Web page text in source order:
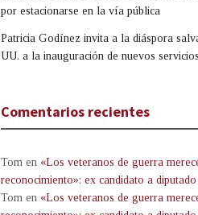
por estacionarse en la vía pública
Patricia Godínez invita a la diáspora
UU. a la inauguración de nuevos
Comentarios recientes
Tom en «Los veteranos de guerra
reconocimiento»: ex candidato a
Tom en «Los veteranos de guerra